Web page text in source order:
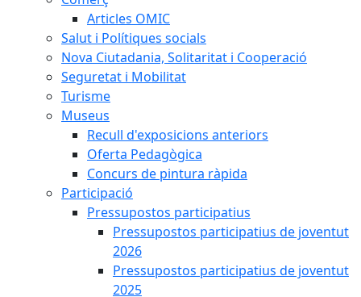
Articles OMIC
Salut i Polítiques socials
Nova Ciutadania, Solitaritat i Cooperació
Seguretat i Mobilitat
Turisme
Museus
Recull d'exposicions anteriors
Oferta Pedagògica
Concurs de pintura ràpida
Participació
Pressupostos participatius
Pressupostos participatius de joventut
2026
Pressupostos participatius de joventut
2025